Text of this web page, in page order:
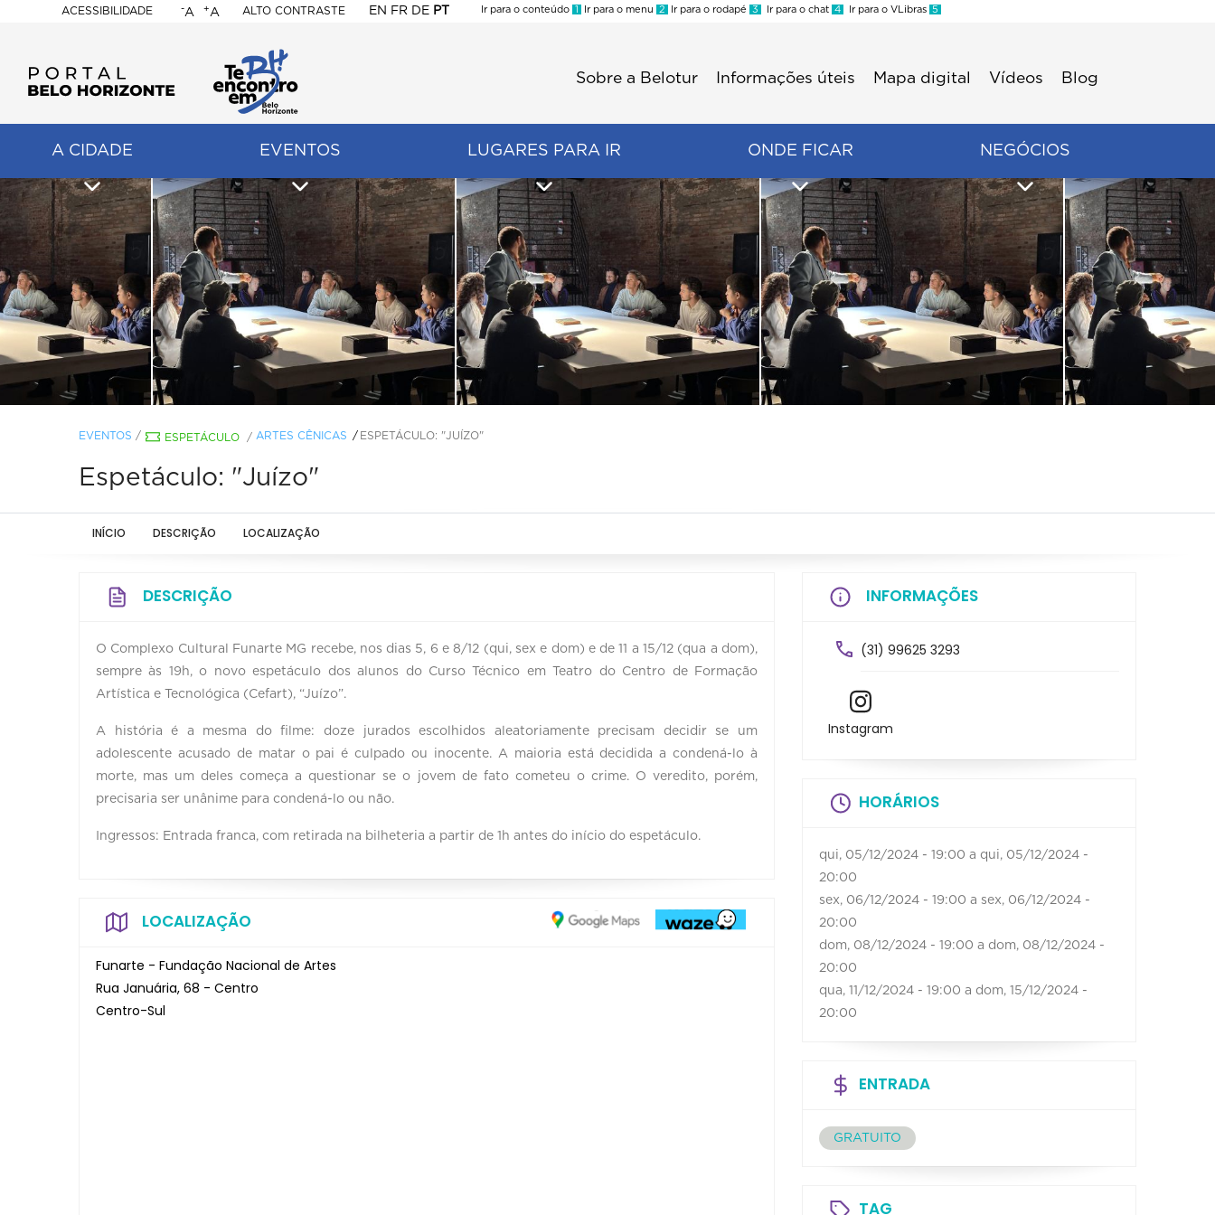
ACESSIBILIDADE
BELO
HORIZONTE
-A +A ALTO CONTRASTE EN FR DE PT
Ir para o conteúdo 1 Ir para o menu 2 Ir para o rodapé 3 Ir para o chat 4 Ir para o VLibras 5
Sobre a Belotur Informações úteis Mapa digital Vídeos Blog
A CIDADE EVENTOS LUGARES PARA IR ONDE FICAR NEGÓCIOS
EVENTOS / ESPETÁCULO / ARTES CÊNICAS ESPETÁCULO: "JUÍZO"
Espetáculo: "Juízo"
INÍCIO DESCRIÇÃO LOCALIZAÇÃO
DESCRIÇÃO
O Complexo Cultural Funarte MG recebe, nos dias 5, 6 e 8/12 (qui, sex e dom) e de 11 a 15/12 (qua a dom),
sempre às 19h, o novo espetáculo dos alunos do Curso Técnico em Teatro do Centro de Formação
Artística e Tecnológica (Cefart), “Juízo”.
A história é a mesma do filme: doze jurados escolhidos aleatoriamente precisam decidir se um
adolescente acusado de matar o pai é culpado ou inocente. A maioria está decidida a condená-lo à
morte, mas um deles começa a questionar se o jovem de fato cometeu o crime. O veredito, porém,
precisaria ser unânime para condená-lo ou não.
Ingressos: Entrada franca, com retirada na bilheteria a partir de 1h antes do início do espetáculo.
LOCALIZAÇÃO
Funarte - Fundação Nacional de Artes
Rua Januária, 68 - Centro
Centro-Sul
INFORMAÇÕES
(31) 99625 3293
Instagram
HORÁRIOS
qui, 05/12/2024 - 19:00 a qui, 05/12/2024 -
20:00
sex, 06/12/2024 - 19:00 a sex, 06/12/2024 -
20:00
dom, 08/12/2024 - 19:00 a dom, 08/12/2024 -
20:00
qua, 11/12/2024 - 19:00 a dom, 15/12/2024 -
20:00
ENTRADA
GRATUITO
TAG